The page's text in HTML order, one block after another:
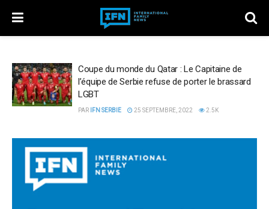
Coupe du monde du Qatar : Le Capitaine de
l’équipe de Serbie refuse de porter le brassard
LGBT
PAR IFN SERBIE 25 SEPTEMBRE, 2022 2.5K